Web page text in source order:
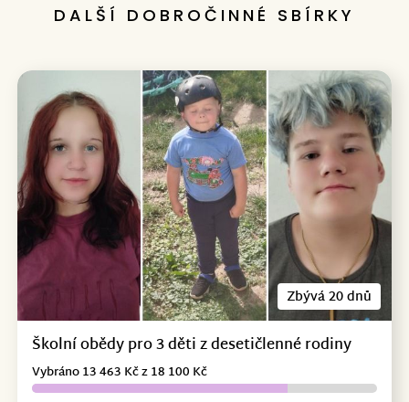
DALŠÍ DOBROČINNÉ SBÍRKY
Zbývá 20 dnů
Školní obědy pro 3 děti z desetičlenné rodiny
Vybráno 13 463 Kč z 18 100 Kč